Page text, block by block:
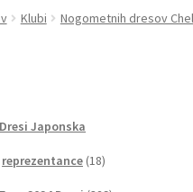
BlogKontaktiraj nas Košarica
Klubi Nogometnih dresov
Dresi Japonska
reprezentance 1818